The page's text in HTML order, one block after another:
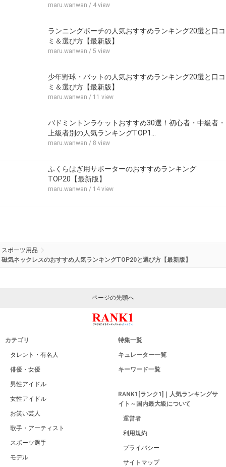
maru.wanwan / 4 view
ランニングポーチの人気おすすめランキング20選と口コ
ミ＆選び方【最新版】
maru.wanwan / 5 view
少年野球・バットの人気おすすめランキング20選と口コ
ミ＆選び方【最新版】
maru.wanwan / 11 view
バドミントンラケットおすすめ30選！初心者・中級者・
上級者別の人気ランキングTOP1…
maru.wanwan / 8 view
ふくらはぎ用サポーターのおすすめランキング
TOP20【最新版】
maru.wanwan / 14 view
スポーツ用品
磁気ネックレスのおすすめ人気ランキングTOP20と選び方【最新版】
ページの先頭へ
カテゴリ
タレント・有名人
俳優・女優
男性アイドル
女性アイドル
お笑い芸人
歌手・アーティスト
スポーツ選手
モデル
特集一覧
キュレーター一覧
キーワード一覧
RANK1[ランク1]｜人気ランキングサ
イト～国内最大級について
運営者
利用規約
プライバシー
サイトマップ